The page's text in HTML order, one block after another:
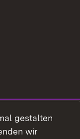
gestalten
wir